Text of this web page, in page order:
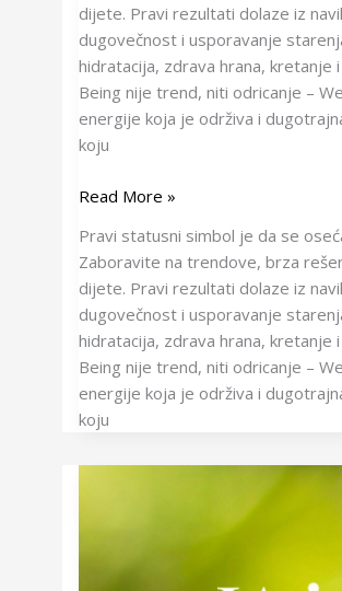
dijete. Pravi rezultati dolaze iz
dugovečnost i usporavanje
hidratacija, zdrava hrana, kretanje
Being nije trend, niti odricanje –
energije koja je održiva i
koju
Read More »
Pravi statusni simbol je da se
Zaboravite na trendove, brza
dijete. Pravi rezultati dolaze iz
dugovečnost i usporavanje
hidratacija, zdrava hrana, kretanje
Being nije trend, niti odricanje –
energije koja je održiva i
koju